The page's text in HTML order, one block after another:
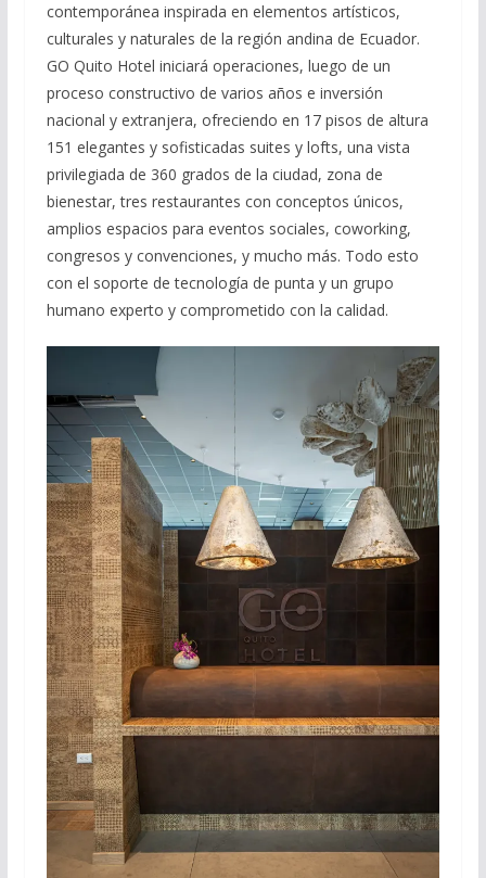
contemporánea inspirada en elementos artísticos,
culturales y naturales de la región andina de Ecuador.
GO Quito Hotel iniciará operaciones, luego de un
proceso constructivo de varios años e inversión
nacional y extranjera, ofreciendo en 17 pisos de altura
151 elegantes y sofisticadas suites y lofts, una vista
privilegiada de 360 grados de la ciudad, zona de
bienestar, tres restaurantes con conceptos únicos,
amplios espacios para eventos sociales, coworking,
congresos y convenciones, y mucho más. Todo esto
con el soporte de tecnología de punta y un grupo
humano experto y comprometido con la calidad.